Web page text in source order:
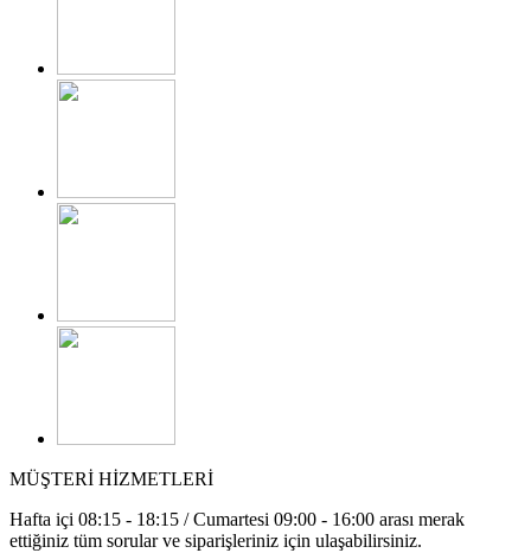
MÜŞTERİ HİZMETLERİ
Hafta içi 08:15 - 18:15 / Cumartesi 09:00 - 16:00 arası merak
ettiğiniz tüm sorular ve siparişleriniz için ulaşabilirsiniz.